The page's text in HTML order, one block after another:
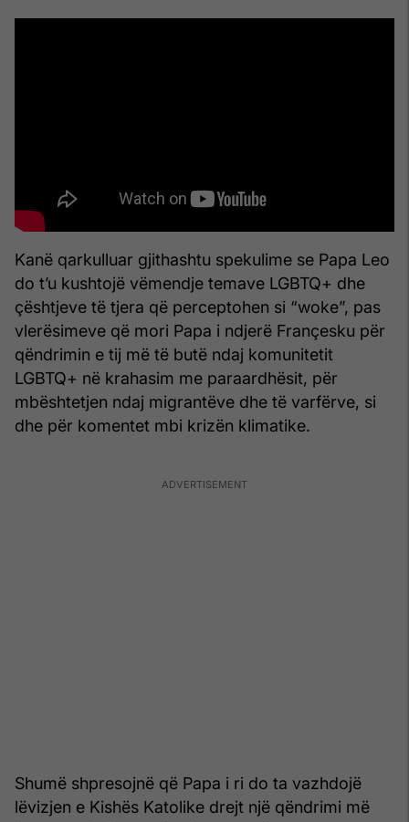
Kanë qarkulluar gjithashtu spekulime se Papa Leo
do t’u kushtojë vëmendje temave LGBTQ+ dhe
çështjeve të tjera që perceptohen si “woke”, pas
vlerësimeve që mori Papa i ndjerë Françesku për
qëndrimin e tij më të butë ndaj komunitetit
LGBTQ+ në krahasim me paraardhësit, për
mbështetjen ndaj migrantëve dhe të varfërve, si
dhe për komentet mbi krizën klimatike.
Shumë shpresojnë që Papa i ri do ta vazhdojë
lëvizjen e Kishës Katolike drejt një qëndrimi më